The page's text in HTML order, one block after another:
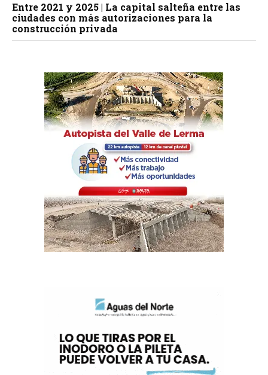
Entre 2021 y 2025 | La capital salteña entre las
ciudades con más autorizaciones para la
construcción privada